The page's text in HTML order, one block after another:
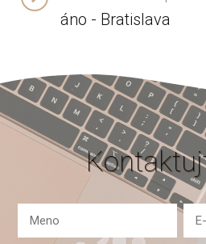
áno - Bratislava